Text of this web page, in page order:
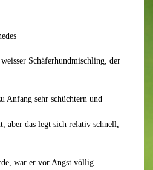
Schäferhundmischling, der
Anfang sehr schüchtern und
aber das legt sich relativ schnell,
war er vor Angst völlig